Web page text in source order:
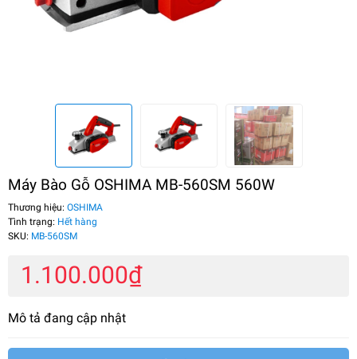
Máy Bào Gỗ OSHIMA MB-560SM 560W
Thương hiệu: OSHIMA
Tình trạng: Hết hàng
SKU: MB-560SM
1.100.000₫
Mô tả đang cập nhật